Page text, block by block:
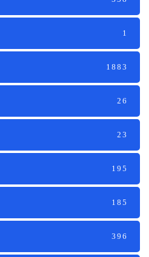
1
1883
26
23
195
185
396